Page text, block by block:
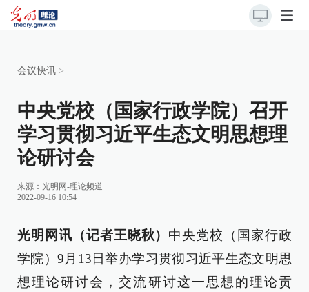
会议快讯 >
中央党校（国家行政学院）召开
学习贯彻习近平生态文明思想理
论研讨会
来源： 光明网-理论频道
2022-09-16 10:54
光明网讯（记者王晓秋） 中央党校（国家行政
学院）9月13日举办学习贯彻习近平生态文明思
想理论研讨会，交流研讨这一思想的理论贡